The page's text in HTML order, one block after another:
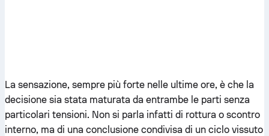
La sensazione, sempre più forte nelle ultime ore, è che la
decisione sia stata maturata da entrambe le parti senza
particolari tensioni. Non si parla infatti di rottura o scontro
interno, ma di una conclusione condivisa di un ciclo vissuto